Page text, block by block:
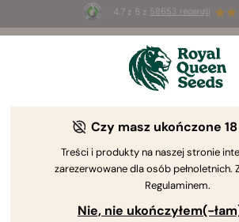
4.7 z 5 z 58653 recenzji
Summer Sales: do 50%
na wybrane produkty ⏤
Czy masz ukończone
Treści i produkty na naszej stronie
zarezerwowane dla osób pełnoletnich.
Regulaminem.
Nie, nie ukończyłem(-